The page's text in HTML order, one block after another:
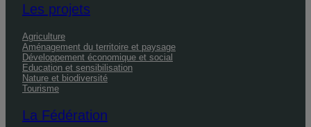
Les projets
Agriculture
Aménagement du territoire et paysage
Développement économique et social
Education et sensibilisation
Nature et biodiversité
Tourisme
La Fédération